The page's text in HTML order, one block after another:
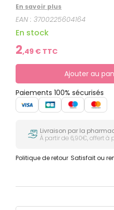
concentration. Il donne
Ce complément
fatigue.
En savoir plus
EAN :3700225604164
En stock
2,49 € TTC
Ajouter au
Paiements 100% sécurisés
Livraison par la
À partir de 6,90€, offert à
Politique de retour Satisfait ou